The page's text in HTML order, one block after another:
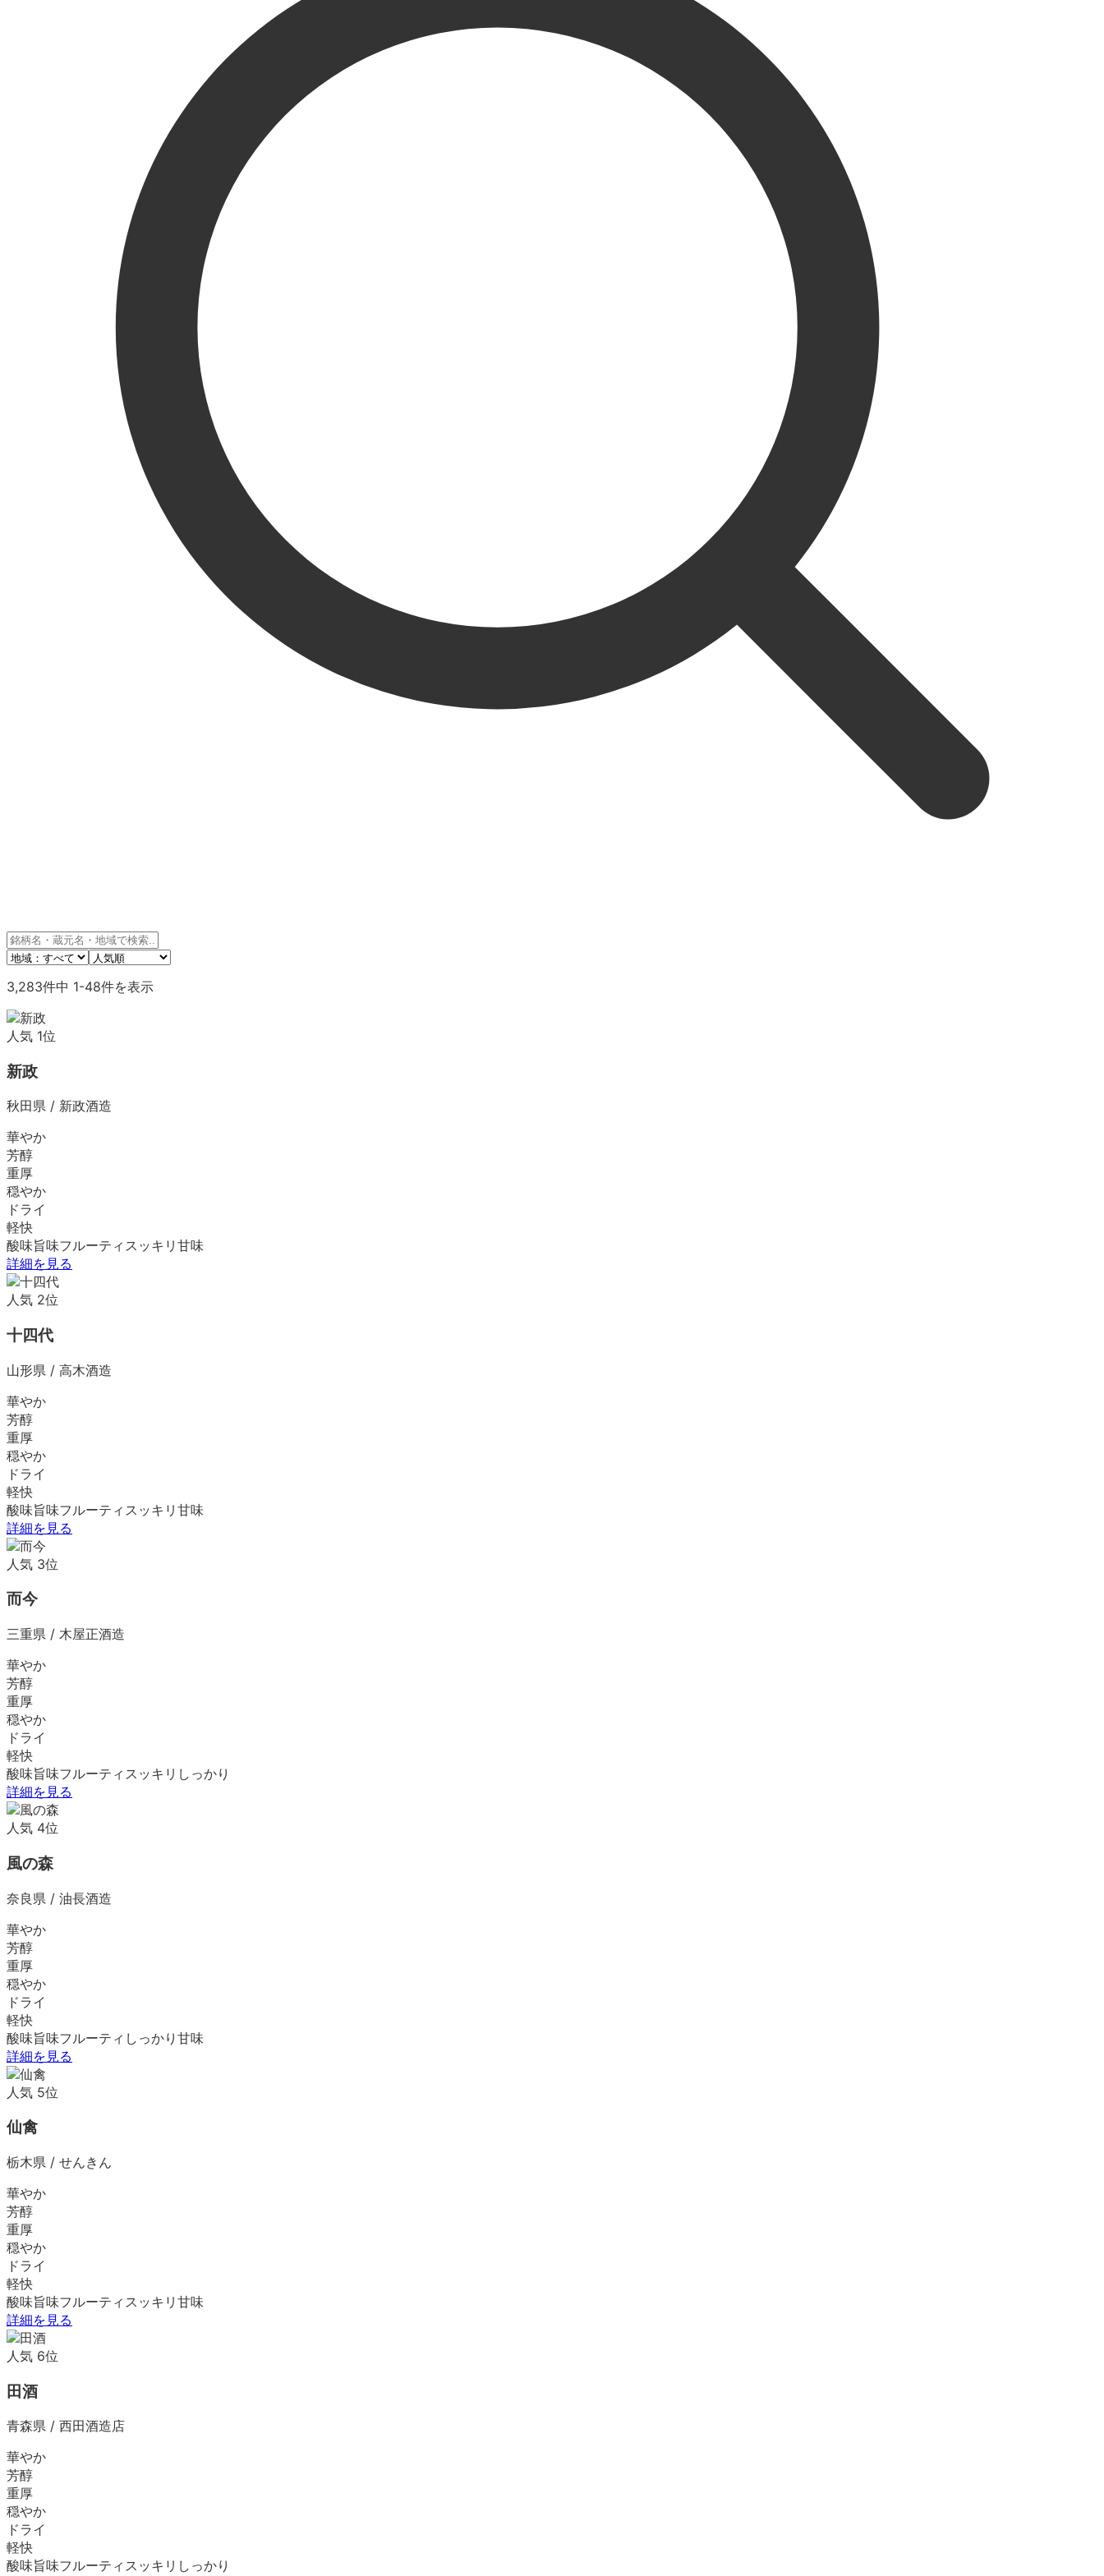
3,283件中 1-48件を表示
人気 1位
新政
秋田県 / 新政酒造
華やか
芳醇
重厚
穏やか
ドライ
軽快
酸味旨味フルーティ スッキリ 甘味
詳細を見る
人気 2位
十四代
山形県 / 高木酒造
華やか
芳醇
重厚
穏やか
ドライ
軽快
酸味旨味フルーティ スッキリ 甘味
詳細を見る
人気 3位
而今
三重県 / 木屋正酒造
華やか
芳醇
重厚
穏やか
ドライ
軽快
酸味旨味フルーティ スッキリ しっかり
詳細を見る
人気 4位
風の森
奈良県 / 油長酒造
華やか
芳醇
重厚
穏やか
ドライ
軽快
酸味旨味フルーティ しっかり 甘味
詳細を見る
人気 5位
仙禽
栃木県 / せんきん
華やか
芳醇
重厚
穏やか
ドライ
軽快
酸味旨味フルーティ スッキリ 甘味
詳細を見る
人気 6位
田酒
青森県 / 西田酒造店
華やか
芳醇
重厚
穏やか
ドライ
軽快
酸味旨味フルーティ スッキリ しっかり